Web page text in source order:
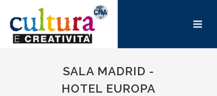
SALA MADRID -
HOTEL EUROPA